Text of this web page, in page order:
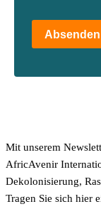
Absenden
Mit unserem
AfricAvenir
Dekolonisierung,
Tragen Sie sich hier